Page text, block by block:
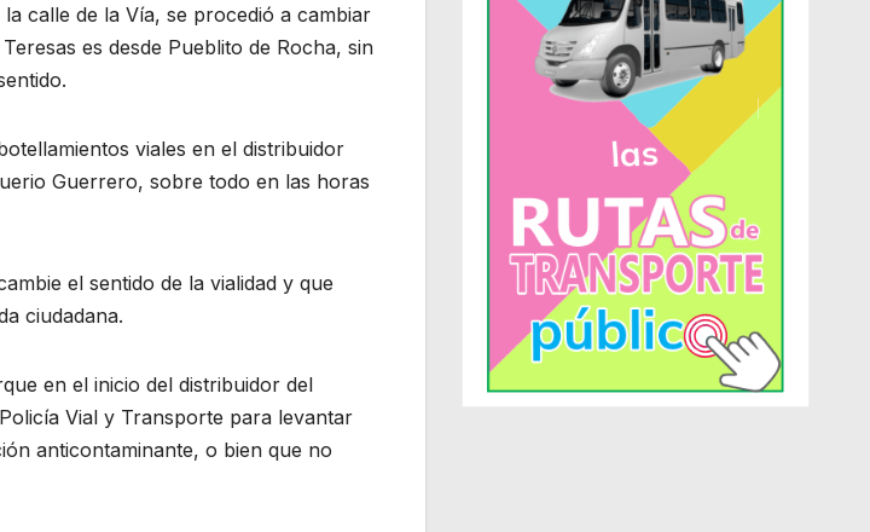
calle de la Vía, se procedió a cambiar
es desde Pueblito de Rocha, sin
viales en el distribuidor
Guerrero, sobre todo en las horas
el sentido de la vialidad y que
ciudadana.
en el inicio del distribuidor del
Vial y Transporte para levantar
anticontaminante, o bien que no